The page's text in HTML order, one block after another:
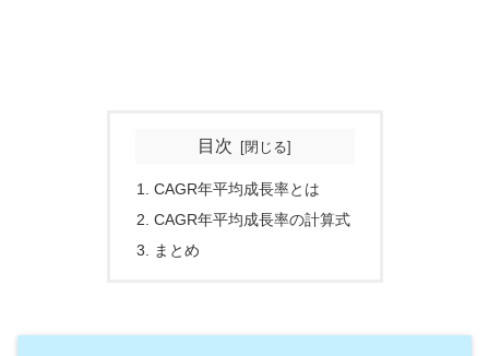
目次
CAGR年平均成長率とは
CAGR年平均成長率の計算式
まとめ